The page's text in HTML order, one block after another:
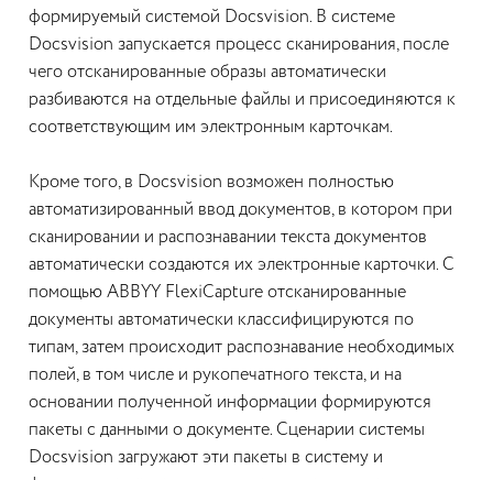
формируемый системой Docsvision. В системе
Docsvision запускается процесс сканирования, после
чего отсканированные образы автоматически
разбиваются на отдельные файлы и присоединяются к
соответствующим им электронным карточкам.
Кроме того, в Docsvision возможен полностью
автоматизированный ввод документов, в котором при
сканировании и распознавании текста документов
автоматически создаются их электронные карточки. С
помощью ABBYY FlexiCapture отсканированные
документы автоматически классифицируются по
типам, затем происходит распознавание необходимых
полей, в том числе и рукопечатного текста, и на
основании полученной информации формируются
пакеты с данными о документе. Сценарии системы
Docsvision загружают эти пакеты в систему и